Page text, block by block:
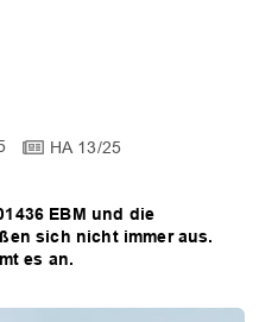
HA 13/25
EBM und die
sich nicht immer aus.
es an.